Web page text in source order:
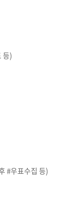
등)
#우표수집 등)